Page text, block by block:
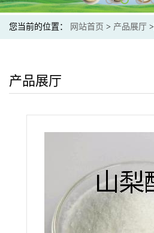
您当前的位置： 网站首页 > 产品展厅 >
产品展厅